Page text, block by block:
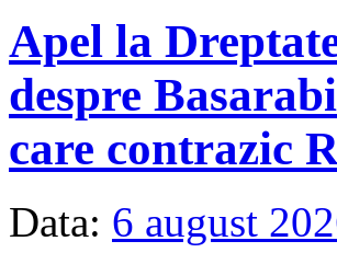
Apel la
despre
care contrazic
Data: 6 august